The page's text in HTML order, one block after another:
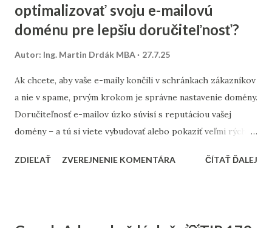
samotného textu. Pri väčších sadách sa oplatí zvážiť
subsetovanie – teda odstránenie znakov, ktoré sa
agentúre Consultee pravidelne pomáhame optimalizovať
weby a e-shopy tak, aby nielen dobre vyzerali, ale boli aj
rýchle. Aj drobná úprava vo formáte fontov môže zvýšiť
rýchlosť a tým aj viditeľnosť vo vyhľadávaní.
optimalizovať svoju e-mailovú
doménu pre lepšiu doručiteľnosť?
Autor: Ing. Martin Drdák MBA 27.7.25
Ak chcete, aby vaše e-maily končili v schránkach zákazníkov
a nie v spame, prvým krokom je správne nastavenie domény.
Doručiteľnosť e-mailov úzko súvisí s reputáciou vašej
domény – a tú si viete vybudovať alebo pokaziť veľmi rýchlo.
newsletter.vasweb.sk) nastavíte všetky potrebné
ZDIEĽAŤ ZVEREJNENIE KOMENTÁRA ČÍTAŤ ĎALEJ